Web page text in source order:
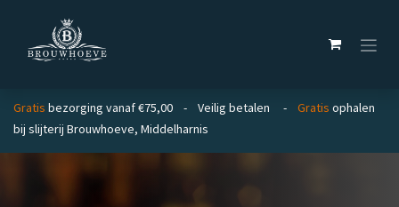
Gratis bezorging vanaf €75,00 - Veilig betalen - Gratis ophalen
bij slijterij Brouwhoeve, Middelharnis